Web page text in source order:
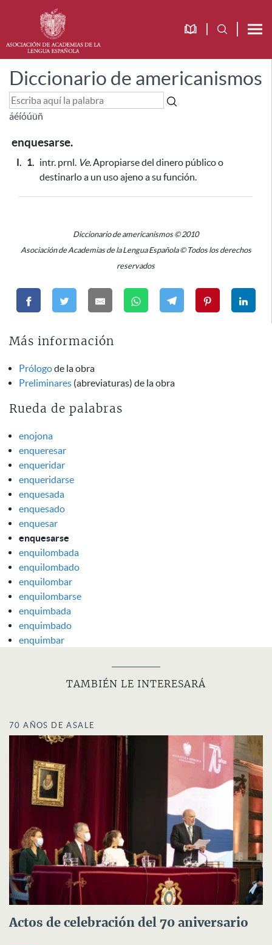
Diccionario de americanismos
áéíóúüñ
enquesarse.
I. 1. intr. prnl. Ve.Apropiarse del dinero público o
destinarlo a un uso ajeno a su función.
Diccionario de americanismos © 2010
Asociación de Academias de la Lengua Española © Todos los derechos
reservados
Más información
Prólogode la obra
Preliminares (abreviaturas) de la obra
Rueda de palabras
enojona
enqueresar
enqueridar
enqueridarse
enquesada
enquesado
enquesar
enquesarse
enquilombada
enquilombado
enquilombar
enquilombarse
enquimbada
enquimbado
enquimbar
TAMBIÉN LE INTERESARÁ
70 AÑOS DE ASALE
Actos de celebración del 70 aniversario